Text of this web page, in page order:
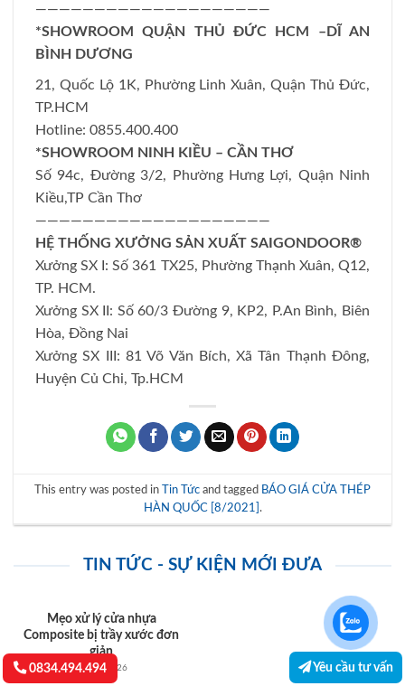
————————————————————
*SHOWROOM QUẬN THỦ ĐỨC HCM –DĨ AN
BÌNH DƯƠNG
21, Quốc Lộ 1K, Phường Linh Xuân, Quận Thủ Đức,
TP.HCM
Hotline: 0855.400.400
*SHOWROOM NINH KIỀU – CẦN THƠ
Số 94c, Đường 3/2, Phường Hưng Lợi, Quận Ninh
Kiều,TP Cần Thơ
————————————————————
HỆ THỐNG XƯỞNG SẢN XUẤT SAIGONDOOR®
Xưởng SX I: Số 361 TX25, Phường Thạnh Xuân, Q12,
TP. HCM.
Xưởng SX II: Số 60/3 Đường 9, KP2, P.An Bình, Biên
Hòa, Đồng Nai
Xưởng SX III: 81 Võ Văn Bích, Xã Tân Thạnh Đông,
Huyện Củ Chi, Tp.HCM
This entry was posted in Tin Tức and tagged BÁO GIÁ CỬA THÉP
HÀN QUỐC [8/2021]
.
TIN TỨC - SỰ KIỆN MỚI ĐƯA
Mẹo xử lý cửa nhựa
Composite bị trầy xước đơn
giản
07/07/2026
0834.494.494 Yêu cầu tư vấn